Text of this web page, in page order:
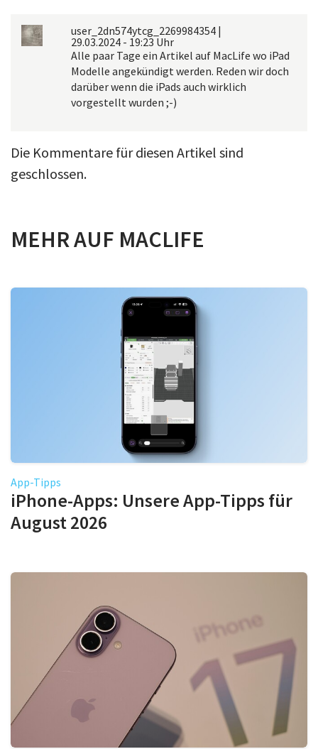
user_2dn574ytcg_2269984354 |
29.03.2024 - 19:23 Uhr
Alle paar Tage ein Artikel auf MacLife wo iPad
Modelle angekündigt werden. Reden wir doch
darüber wenn die iPads auch wirklich
vorgestellt wurden ;-)
Die Kommentare für diesen Artikel sind
geschlossen.
MEHR AUF MACLIFE
App-Tipps
iPhone-Apps: Unsere App-Tipps für
August 2026